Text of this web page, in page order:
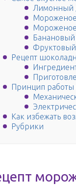
Лимонный
Мороженое
Банановый
Рецепт
Принцип
Как избежать
Рубрики